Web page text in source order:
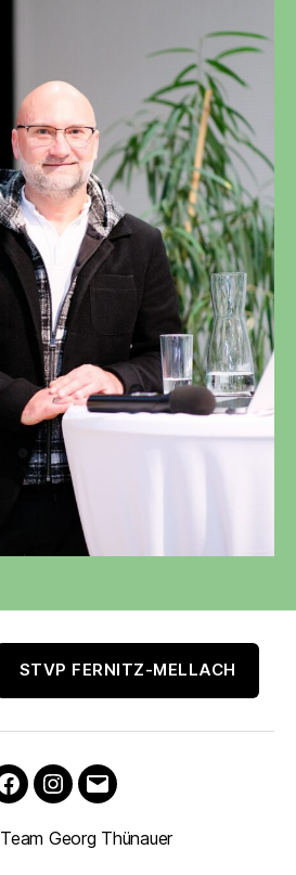
STVP FERNITZ-MELLACH
Team Georg Thünauer
Facebook
Instagram
E-